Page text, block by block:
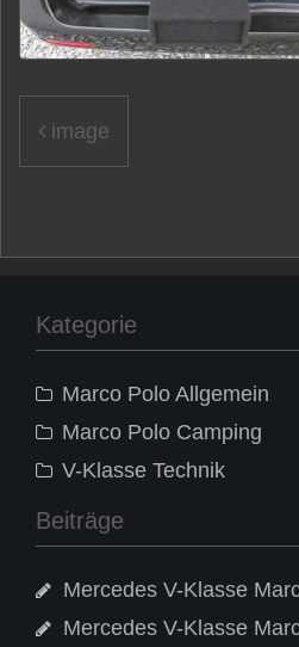
Beitragsnavigation
image
Kategorie
Marco Polo Allgemein
Marco Polo Camping
V-Klasse Technik
Beiträge
Mercedes V-Klasse
Mercedes V-Klasse